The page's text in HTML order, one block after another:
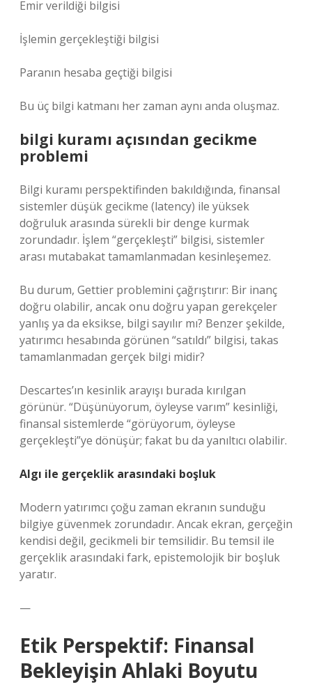
Emir verildiği bilgisi
İşlemin gerçekleştiği bilgisi
Paranın hesaba geçtiği bilgisi
Bu üç bilgi katmanı her zaman aynı anda oluşmaz.
bilgi kuramı açısından gecikme
problemi
Bilgi kuramı perspektifinden bakıldığında, finansal
sistemler düşük gecikme (latency) ile yüksek
doğruluk arasında sürekli bir denge kurmak
zorundadır. İşlem “gerçekleşti” bilgisi, sistemler
arası mutabakat tamamlanmadan kesinleşemez.
Bu durum, Gettier problemini çağrıştırır: Bir inanç
doğru olabilir, ancak onu doğru yapan gerekçeler
yanlış ya da eksikse, bilgi sayılır mı? Benzer şekilde,
yatırımcı hesabında görünen “satıldı” bilgisi, takas
tamamlanmadan gerçek bilgi midir?
Descartes’ın kesinlik arayışı burada kırılgan
görünür. “Düşünüyorum, öyleyse varım” kesinliği,
finansal sistemlerde “görüyorum, öyleyse
gerçekleşti”ye dönüşür; fakat bu da yanıltıcı olabilir.
Algı ile gerçeklik arasındaki boşluk
Modern yatırımcı çoğu zaman ekranın sunduğu
bilgiye güvenmek zorundadır. Ancak ekran, gerçeğin
kendisi değil, gecikmeli bir temsilidir. Bu temsil ile
gerçeklik arasındaki fark, epistemolojik bir boşluk
yaratır.
—
Etik Perspektif: Finansal
Bekleyişin Ahlaki Boyutu